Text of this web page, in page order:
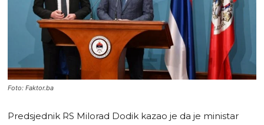
Foto: Faktor.ba
Predsjednik RS Milorad Dodik kazao je da je ministar